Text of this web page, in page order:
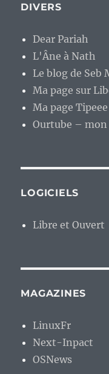
DIVERS
Dear Pariah
L'Âne à Nath
Le blog de Seb
Ma page sur
Ma page Tipeee
Ourtube –
LOGICIELS
Libre et Ouvert
MAGAZINES
LinuxFr
Next-Inpact
OSNews